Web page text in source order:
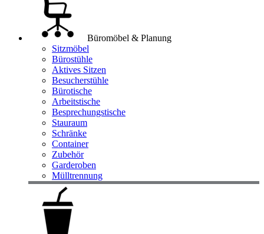
Büromöbel & Planung
Sitzmöbel
Bürostühle
Aktives Sitzen
Besucherstühle
Bürotische
Arbeitstische
Besprechungstische
Stauraum
Schränke
Container
Zubehör
Garderoben
Mülltrennung